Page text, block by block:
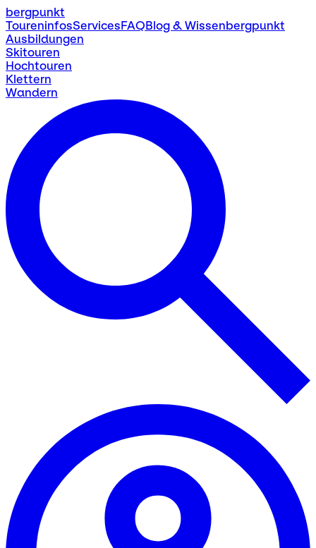
bergpunkt
ToureninfosServicesFAQBlog & Wissenbergpunkt
Ausbildungen
Skitouren
Hochtouren
Klettern
Wandern